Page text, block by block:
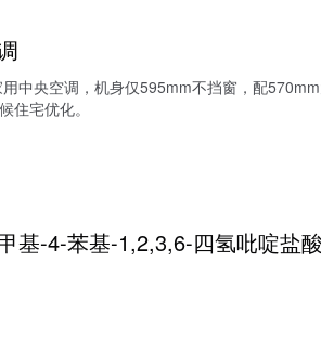
中央空调，机身仅595mm不挡窗，配
住宅优化。
基-4-苯基-1,2,3,6-四氢吡啶盐